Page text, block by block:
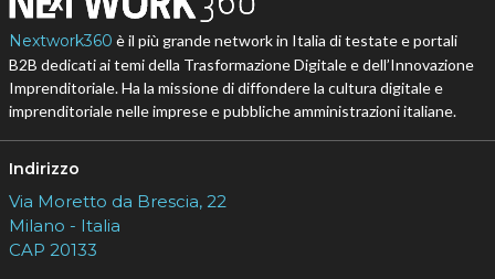
Nextwork360 è il più grande network in Italia di testate e portali
B2B dedicati ai temi della Trasformazione Digitale e dell’Innovazione
Imprenditoriale. Ha la missione di diffondere la cultura digitale e
imprenditoriale nelle imprese e pubbliche amministrazioni italiane.
Indirizzo
Via Moretto da Brescia, 22
Milano - Italia
CAP 20133